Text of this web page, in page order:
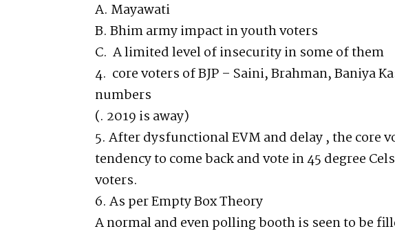
A. Mayawati
B. Bhim army impact in youth voters
C. A limited level of insecurity in some of them
4. core voters of BJP – Saini, Brahman, Baniya
numbers
(. 2019 is away)
5. After dysfunctional EVM and delay , the core
tendency to come back and vote in 45 degree
voters.
6. As per Empty Box Theory
A normal and even polling booth is seen to be